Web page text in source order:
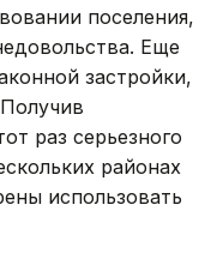
поселения,
Еще
застройки,
раз серьезного
районах
использовать